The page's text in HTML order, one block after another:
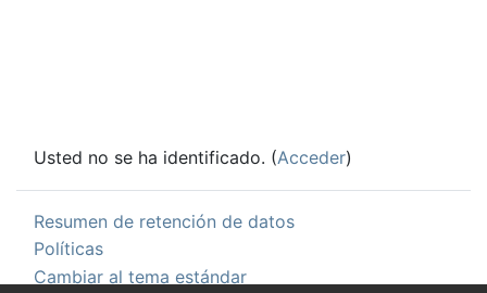
Usted no se ha identificado. (Acceder)
Resumen de retención de datos
Políticas
Cambiar al tema estándar